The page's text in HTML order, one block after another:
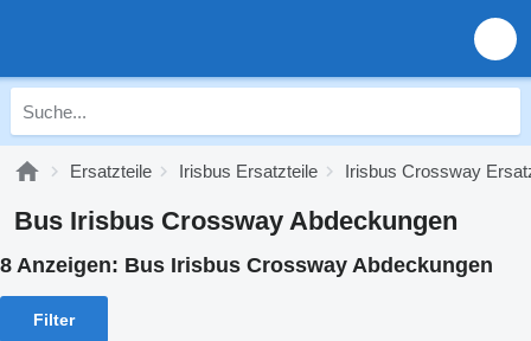
Ersatzteile Irisbus Ersatzteile Irisbus Crossway
Bus Irisbus Crossway Abdeckungen
8 Anzeigen: Bus Irisbus Crossway Abdeckungen
Filter